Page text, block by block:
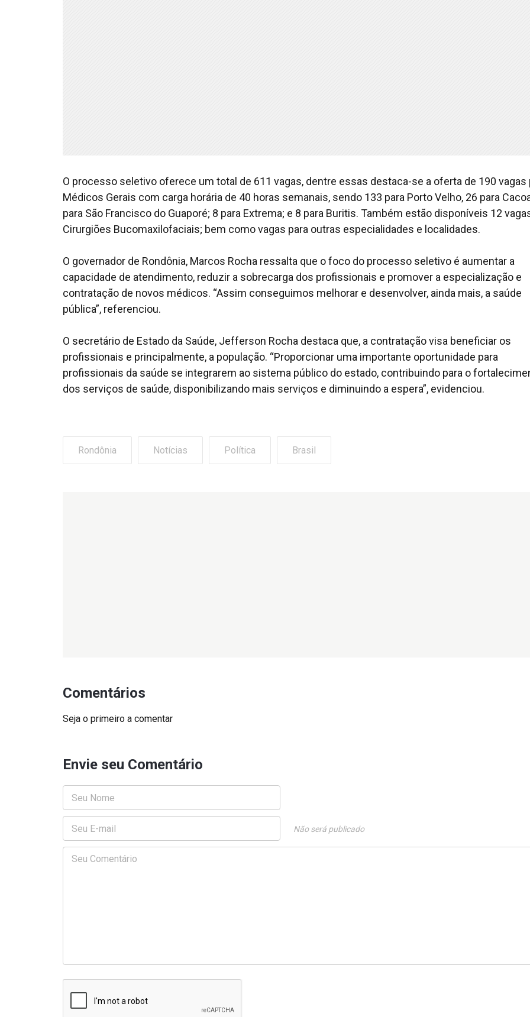
O processo seletivo oferece um total de 611 vagas, dentre essas destaca-se a oferta de 190 vagas
Médicos Gerais com carga horária de 40 horas semanais, sendo 133 para Porto Velho, 26 para
para São Francisco do Guaporé; 8 para Extrema; e 8 para Buritis. Também estão disponíveis 12
Cirurgiões Bucomaxilofaciais; bem como vagas para outras especialidades e localidades.
O governador de Rondônia, Marcos Rocha ressalta que o foco do processo seletivo é aumentar a
capacidade de atendimento, reduzir a sobrecarga dos profissionais e promover a especialização e
contratação de novos médicos. “Assim conseguimos melhorar e desenvolver, ainda mais, a saúde
pública”, referenciou.
O secretário de Estado da Saúde, Jefferson Rocha destaca que, a contratação visa beneficiar os
profissionais e principalmente, a população. “Proporcionar uma importante oportunidade para
profissionais da saúde se integrarem ao sistema público do estado, contribuindo para o
dos serviços de saúde, disponibilizando mais serviços e diminuindo a espera”, evidenciou.
Rondônia Notícias Política Brasil
Comentários
Seja o primeiro a comentar
Envie seu Comentário
Não será publicado